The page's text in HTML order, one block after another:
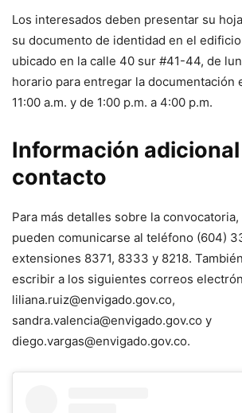
Los interesados deben presentar su
su documento de identidad en el
ubicado en la calle 40 sur #41-44, de
horario para entregar la documentación
11:00 a.m. y de 1:00 p.m. a 4:00 p.m.
Información
contacto
Para más detalles sobre la
pueden comunicarse al teléfono (604)
extensiones 8371, 8333 y 8218.
escribir a los siguientes correos
liliana.ruiz@envigado.gov.co,
sandra.valencia@envigado.gov.co y
diego.vargas@envigado.gov.co.